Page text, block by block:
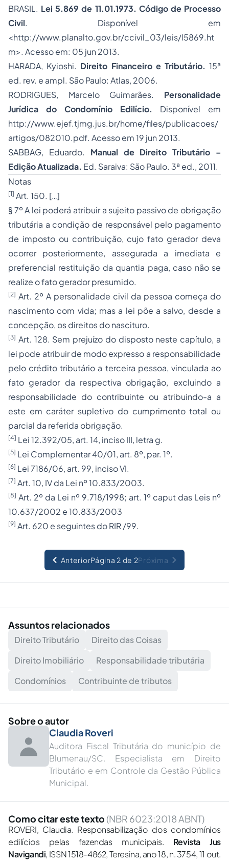
BRASIL. Lei 5.869 de 11.01.1973. Código de Processo
Civil. Disponível em
<http://www.planalto.gov.br/ccivil_03/leis/l5869.ht
m>. Acesso em: 05 jun 2013.
HARADA, Kyioshi. Direito Financeiro e Tributário. 15ª
ed. rev. e ampl. São Paulo: Atlas, 2006.
RODRIGUES, Marcelo Guimarães. Personalidade
Jurídica do Condomínio Edilício. Disponível em
http://www.ejef.tjmg.jus.br/home/files/publicacoes/
artigos/082010.pdf. Acesso em 19 jun 2013.
SABBAG, Eduardo. Manual de Direito Tributário –
Edição Atualizada. Ed. Saraiva: São Paulo. 3ª ed., 2011.
Notas
[1] Art. 150. […]
§ 7º A lei poderá atribuir a sujeito passivo de obrigação
tributária a condição de responsável pelo pagamento
de imposto ou contribuição, cujo fato gerador deva
ocorrer posteriormente, assegurada a imediata e
preferencial restituição da quantia paga, caso não se
realize o fato gerador presumido.
[2] Art. 2º A personalidade civil da pessoa começa do
nascimento com vida; mas a lei põe a salvo, desde a
concepção, os direitos do nascituro.
[3] Art. 128. Sem prejuízo do disposto neste capítulo, a
lei pode atribuir de modo expresso a responsabilidade
pelo crédito tributário a terceira pessoa, vinculada ao
fato gerador da respectiva obrigação, excluindo a
responsabilidade do contribuinte ou atribuindo-a a
este em caráter supletivo do cumprimento total ou
parcial da referida obrigação.
[4] Lei 12.392/05, art. 14, inciso III, letra g.
[5] Lei Complementar 40/01, art. 8º, par. 1º.
[6] Lei 7186/06, art. 99, inciso VI.
[7] Art. 10, IV da Lei nº 10.833/2003.
[8] Art. 2º da Lei nº 9.718/1998; art. 1º caput das Leis nº
10.637/2002 e 10.833/2003
[9] Art. 620 e seguintes do RIR /99.
AnteriorPágina 2 de 2Próxima
Assuntos relacionados
Direito Tributário
Direito das Coisas
Direito Imobiliário
Responsabilidade tributária
Condomínios
Contribuinte de tributos
Sobre o autor
Claudia Roveri
Auditora Fiscal Tributária do município de
Blumenau/SC. Especialista em Direito
Tributário e em Controle da Gestão Pública
Municipal.
Como citar este texto (NBR 6023:2018 ABNT)
ROVERI, Claudia. Responsabilização dos condomínios
edilícios pelas fazendas municipais. Revista Jus
Navigandi, ISSN 1518-4862, Teresina, ano 18, n. 3754, 11 out.